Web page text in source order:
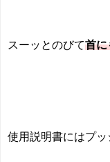
スーッとのびて首に
使用説明書にはプ